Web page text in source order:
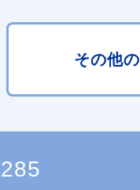
その他の